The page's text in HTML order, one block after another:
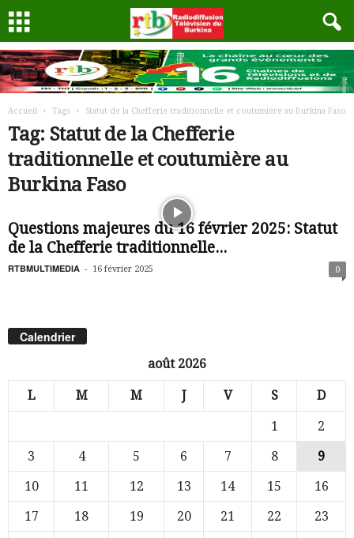
Accueil Tags Statut de la Chefferie traditionnelle et coutumière au Burkina Faso
Tag: Statut de la Chefferie
traditionnelle et coutumière au
Burkina Faso
Questions majeures du 16 février 2025: Statut
de la Chefferie traditionnelle...
RTBMULTIMEDIA - 16 février 2025 0
Calendrier
août 2026
L M M J V S D
1
2
3
4 5 6 7 8
9
10
11 12 13 14 15
16
17
18 19 20 21 22
23